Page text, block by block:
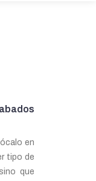
en
tipo de
que